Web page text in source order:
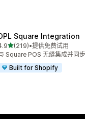
Square Integration
星（满分 5 星）
(219)
共 219 条评论
•提供免费试用
Square POS 无缝集成并同
Built for Shopify